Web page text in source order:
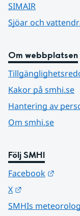
SIMAIR
Sjöar och
Om webbplatsen
Kakor på smhi.se
Hantering av
Om smhi.se
Följ SMHI
Facebook
X
SMHIs